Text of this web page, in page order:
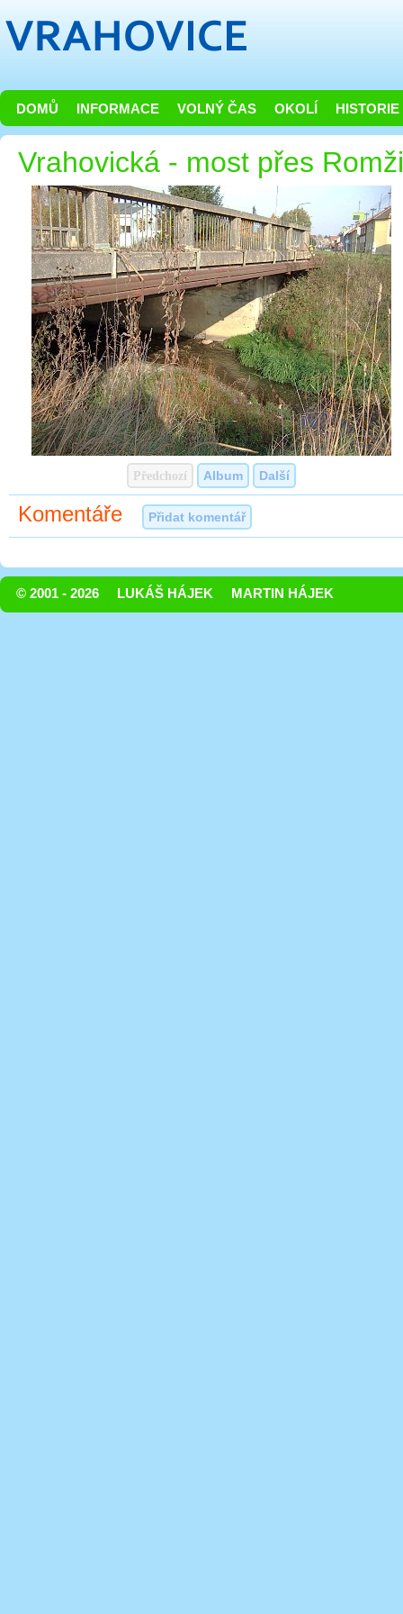
DOMŮ INFORMACE VOLNÝ ČAS OKOLÍ HISTORIE
Vrahovická - most přes Romži
Předchozí Album Další
Komentáře Přidat komentář
© 2001 - 2026 LUKÁŠ HÁJEK MARTIN HÁJEK